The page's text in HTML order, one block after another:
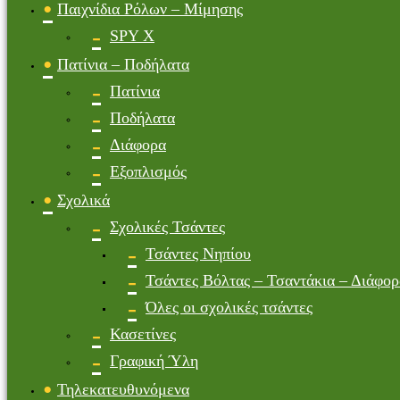
Παιχνίδια Ρόλων – Μίμησης
SPY X
Πατίνια – Ποδήλατα
Πατίνια
Ποδήλατα
Διάφορα
Εξοπλισμός
Σχολικά
Σχολικές Τσάντες
Τσάντες Νηπίου
Τσάντες Βόλτας – Τσαντάκια –
Όλες οι σχολικές τσάντες
Κασετίνες
Γραφική Ύλη
Τηλεκατευθυνόμενα